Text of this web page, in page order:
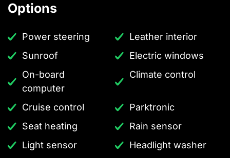
Options
Power steering
Leather interior
Sunroof
Electric windows
On-board
computer
Climate control
Cruise control
Parktronic
Seat heating
Rain sensor
Light sensor
Headlight washer